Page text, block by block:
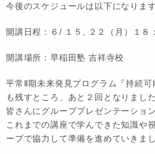
今後のスケジュールは以下になります
開講日程：６/ １５, ２２（月）１８
開講場所：早稲田塾 吉祥寺校
平常Ⅱ期未来発見プログラム『持続可
も残すところ、あと２回となりまし
皆さんにグループプレゼンテーショ
これまでの講座で学んできた知識や
ープで協力して準備を進めていきま